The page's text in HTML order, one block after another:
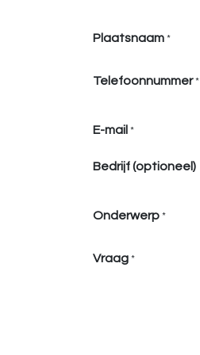
Plaatsnaam *
Telefoonnummer *
E-mail *
Bedrijf (optioneel)
Onderwerp *
Vraag *